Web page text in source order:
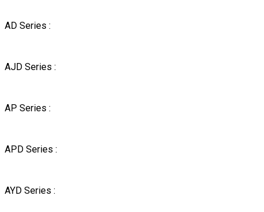
AD Series :
AJD Series :
AP Series :
APD Series :
AYD Series :